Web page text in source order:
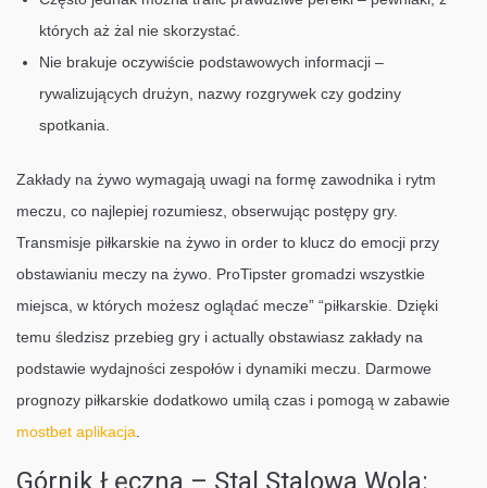
których aż żal nie skorzystać.
Nie brakuje oczywiście podstawowych informacji –
rywalizujących drużyn, nazwy rozgrywek czy godziny
spotkania.
Zakłady na żywo wymagają uwagi na formę zawodnika i rytm
meczu, co najlepiej rozumiesz, obserwując postępy gry.
Transmisje piłkarskie na żywo in order to klucz do emocji przy
obstawianiu meczy na żywo. ProTipster gromadzi wszystkie
miejsca, w których możesz oglądać mecze” “piłkarskie. Dzięki
temu śledzisz przebieg gry i actually obstawiasz zakłady na
podstawie wydajności zespołów i dynamiki meczu. Darmowe
prognozy piłkarskie dodatkowo umilą czas i pomogą w zabawie
mostbet aplikacja
Górnik Łęczna – Stal Stalowa Wola: